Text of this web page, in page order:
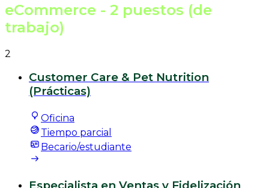
eCommerce - 2 puestos (de
trabajo)
2
Customer Care & Pet Nutrition
(Prácticas)
Oficina
Tiempo parcial
Becario/estudiante
Especialista en Ventas y Fidelización